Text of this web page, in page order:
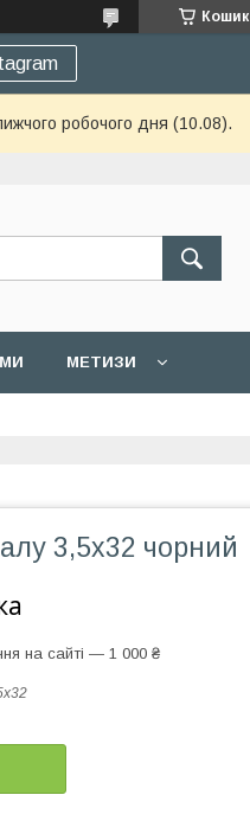
Кошик
робочого дня (10.08).
МЕТИЗИ
3,5х32 чорний
на сайті — 1 000 ₴